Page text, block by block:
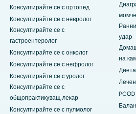
Консултирайте се с ортопед
Консултирайте се с невролог
Консултирайте се с
гастроентеролог
Консултирайте се с онколог
Консултирайте се с нефролог
Консултирайте се с уролог
Консултирайте се с
общопрактикуващ лекар
Консултирайте се с пулмолог
момче
удар
на